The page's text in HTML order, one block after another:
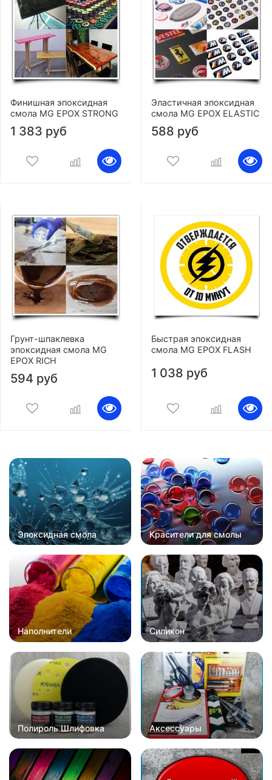
Финишная эпоксидная
смола MG EPOX STRONG
1 383 руб
Эластичная эпоксидная
смола MG EPOX ELASTIC
588 руб
Грунт-шпаклевка
эпоксидная смола MG
EPOX RICH
594 руб
Быстрая эпоксидная
смола MG EPOX FLASH
1 038 руб
Эпоксидная смола Красители для смолы
Наполнители Силикон
Полироль Шлифовка Аксессуары